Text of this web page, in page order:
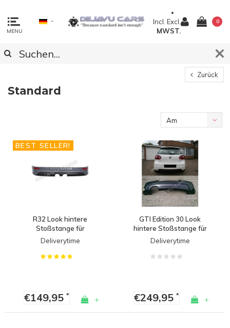
MENU
Incl. Excl.
MWST.
0
Zurück
Standard
Am
angesehen
BEST SELLER!
R32 Look hintere
Stoßstange für
Volkswagen Golf 5 / GTI
/ R32
Deliverytime
€149,95* +
GTI Edition 30 Look
hintere Stoßstange für
Volkswagen Golf 5
Deliverytime
€249,95* +